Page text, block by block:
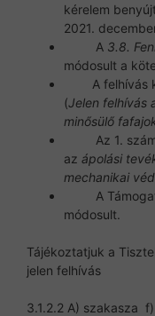
kérelem
2021.
A 3.8.
módosult a
A felhívás
(Jelen felhívás
minősülő
Az 1. számú
az ápolási
mechanikai
A
módosult.
Tájékoztatjuk a
jelen felhívás
3.1.2.2 A) szakasza